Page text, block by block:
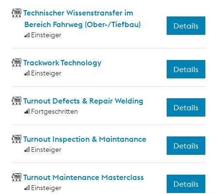
Technischer Wissenstransfer im
Bereich Fahrweg (Ober-/Tiefbau)
Einsteiger
Details
Trackwork Technology
Einsteiger Details
Turnout Defects & Repair Welding
Fortgeschritten Details
Turnout Inspection & Maintanance
Einsteiger Details
Turnout Maintenance Masterclass
Einsteiger Details